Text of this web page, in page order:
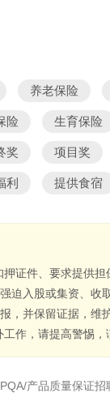
养老保险
险 生育保险
奖 项目奖
利 提供食宿
证件、要求提供担
迫入股或集资、收
，并保留证据，维
作，请提高警惕，
产品质量保证招